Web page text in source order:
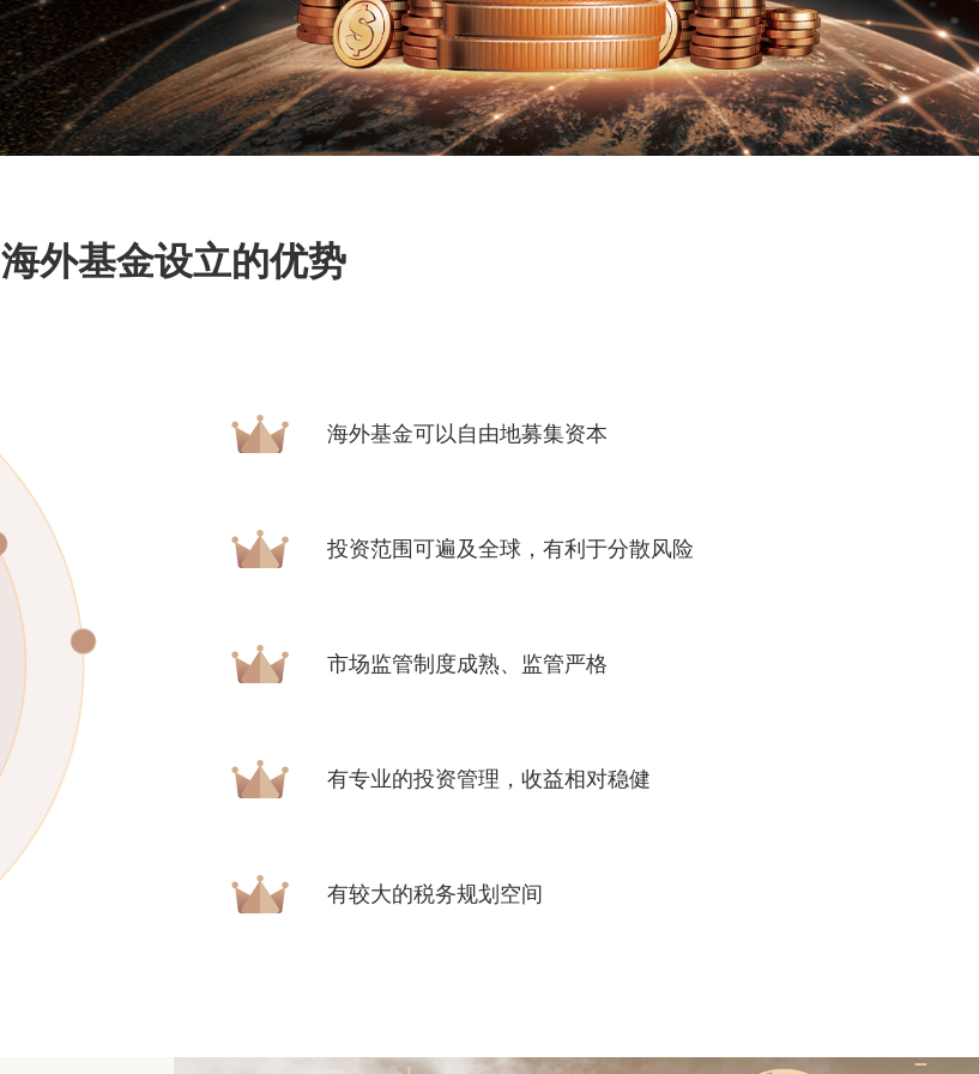
海外基金设立的优势
海外基金可以自由地募集资本
投资范围可遍及全球，有利于分散风险
市场监管制度成熟、监管严格
有专业的投资管理，收益相对稳健
有较大的税务规划空间